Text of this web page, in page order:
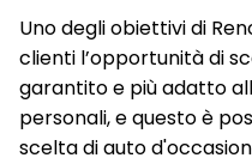
Uno degli obiettivi di
clienti l’opportunità di
garantito e più adatto
personali, e questo è
scelta di auto